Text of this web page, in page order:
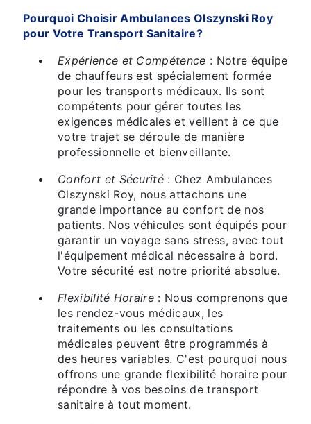
Pourquoi Choisir Ambulances Olszynski Roy
pour Votre Transport Sanitaire?
Expérience et Compétence : Notre équipe
de chauffeurs est spécialement formée
pour les transports médicaux. Ils sont
compétents pour gérer toutes les
exigences médicales et veillent à ce que
votre trajet se déroule de manière
professionnelle et bienveillante.
Confort et Sécurité : Chez Ambulances
Olszynski Roy, nous attachons une
grande importance au confort de nos
patients. Nos véhicules sont équipés pour
garantir un voyage sans stress, avec tout
l'équipement médical nécessaire à bord.
Votre sécurité est notre priorité absolue.
Flexibilité Horaire : Nous comprenons que
les rendez-vous médicaux, les
traitements ou les consultations
médicales peuvent être programmés à
des heures variables. C'est pourquoi nous
offrons une grande flexibilité horaire pour
répondre à vos besoins de transport
sanitaire à tout moment.